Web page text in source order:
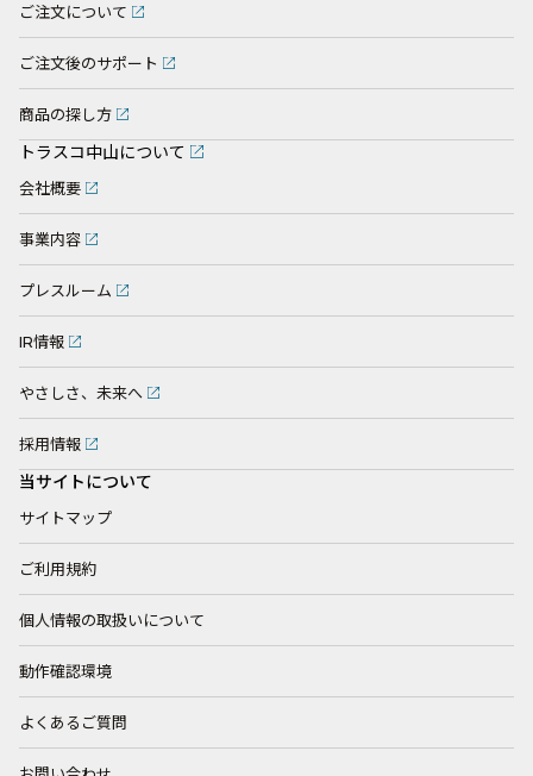
ご注文について
ご注文後のサポート
商品の探し方
トラスコ中山について
会社概要
事業内容
プレスルーム
IR情報
やさしさ、未来へ
採用情報
当サイトについて
サイトマップ
ご利用規約
個人情報の取扱いについて
動作確認環境
よくあるご質問